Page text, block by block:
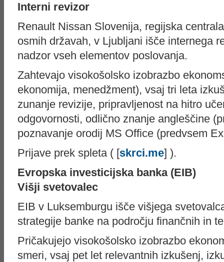
Interni revizor
Renault Nissan Slovenija, regijska
osmih državah, v Ljub­ljani išče internega
nadzor vseh elementov poslovanja.
Zahtevajo visokošolsko izobrazbo
ekonomija, menedžment), vsaj tri leta
zunanje revizije, pripravljenost na hitro
odgovornosti, odlično znanje angleščine
poznavanje orodij MS Office (predvsem
Prijave prek spleta ( [skrci.me] ).
Evropska investicijska banka (EIB)
Višji svetovalec
EIB v Luksemburgu išče višjega
strategije banke na področju finančnih in
Pričakujejo visokošolsko izobrazbo
smeri, vsaj pet let relevantnih izkušenj,